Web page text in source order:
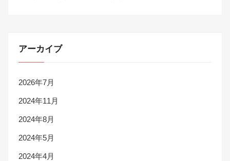
アーカイブ
2026年7月
2024年11月
2024年8月
2024年5月
2024年4月